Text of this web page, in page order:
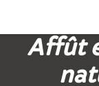
Affût